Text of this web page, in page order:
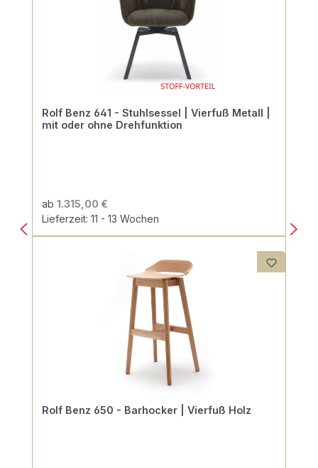
Rolf Benz 641 - Stuhlsessel | Vierfuß Metall |
mit oder ohne Drehfunktion
ab 1.315,00 €
Lieferzeit: 11 - 13 Wochen
Rolf Benz 650 - Barhocker | Vierfuß Holz